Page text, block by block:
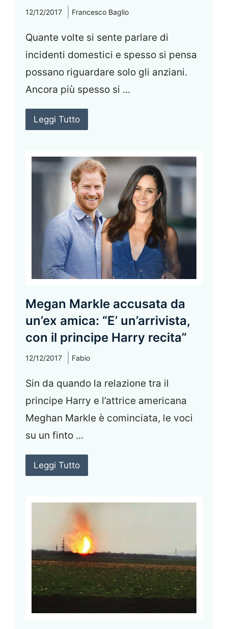
12/12/2017 Francesco Baglio
Quante volte si sente parlare di
incidenti domestici e spesso si pensa
possano riguardare solo gli anziani.
Ancora più spesso si ...
Leggi Tutto
Megan Markle accusata da
un’ex amica: “E’ un’arrivista,
con il principe Harry recita”
12/12/2017 Fabio
Sin da quando la relazione tra il
principe Harry e l’attrice americana
Meghan Markle è cominciata, le voci
su un finto ...
Leggi Tutto